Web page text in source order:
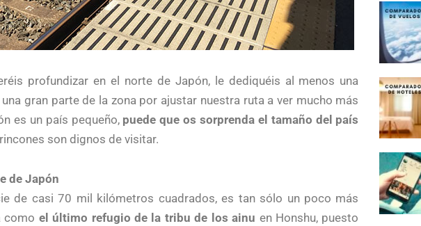
profundizar en el norte de Japón, le dediquéis al menos una
gran parte de la zona por ajustar nuestra ruta a ver mucho más
es un país pequeño, puede que os sorprenda el tamaño del país
son dignos de visitar.
de Japón
de casi 70 mil kilómetros cuadrados, es tan sólo un poco más
como el último refugio de la tribu de los ainu en Honshu, puesto